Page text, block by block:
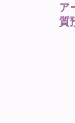
ア
質